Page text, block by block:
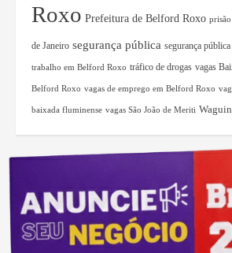
Roxo Prefeitura de Belford Roxo
de Janeiro segurança pública segurança
trabalho em Belford Roxo tráfico de drogas vagas
Belford Roxo vagas de emprego em Belford Roxo
baixada fluminense vagas São João de Meriti